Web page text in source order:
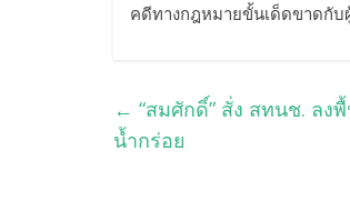
คดีทางกฎหมายขั้นเด็ดขาดกับ
← “สมศักดิ์” สั่ง สทนช. ลง
น้ำกร่อย